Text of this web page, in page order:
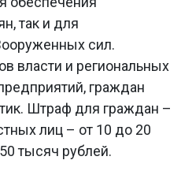
так и для
сил.
власти и региональных
граждан
Штраф для граждан –
лиц – от 10 до 20
тысяч рублей.